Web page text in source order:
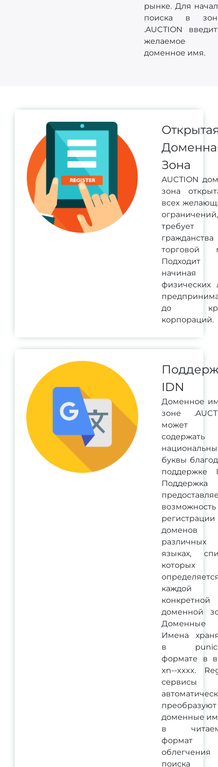
рынке. Для
поиска в
.AUCTION
желаемое
доменное имя.
Зона
AUCTION
зона
всех
требует
торговой
Подходит
до
корпораций.
IDN
Доменное
зоне
может
содержать
буквы
поддержке
Поддержка
возможность
регистрации
доменов
различных
языках,
которых
каждой
конкретной
доменной
Доменные
Имена
в
формате в
xn--xxxx.
сервисы
преобразуют
доменные
в
формат
облегчения